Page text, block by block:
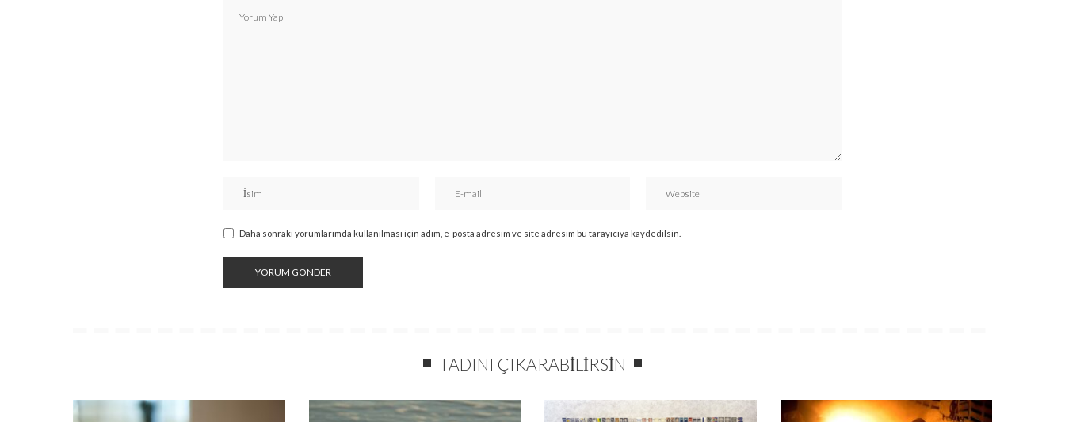
Daha sonraki yorumlarımda kullanılması için adım, e-posta adresim ve site adresim bu tarayıcıya kaydedilsin.
TADINI ÇIKARABILIRSIN